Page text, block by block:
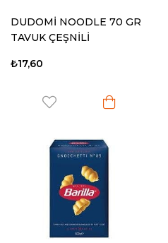
DUDOMİ NOODLE 70 GR
TAVUK ÇEŞNİLİ
₺17,60